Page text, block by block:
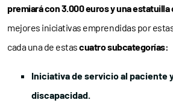
premiará con 3.000 euros y una
mejores iniciativas emprendidas por
cada una de estascuatro subcategorías:
Iniciativa de servicio al paciente
discapacidad.